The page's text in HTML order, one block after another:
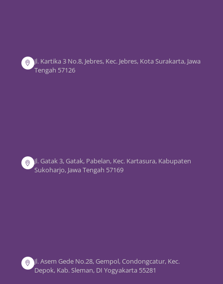
Jl. Kartika 3 No.8, Jebres, Kec. Jebres, Kota Surakarta, Jawa
Tengah 57126
Jl. Gatak 3, Gatak, Pabelan, Kec. Kartasura, Kabupaten
Sukoharjo, Jawa Tengah 57169
Jl. Asem Gede No.28, Gempol, Condongcatur, Kec.
Depok, Kab. Sleman, DI Yogyakarta 55281